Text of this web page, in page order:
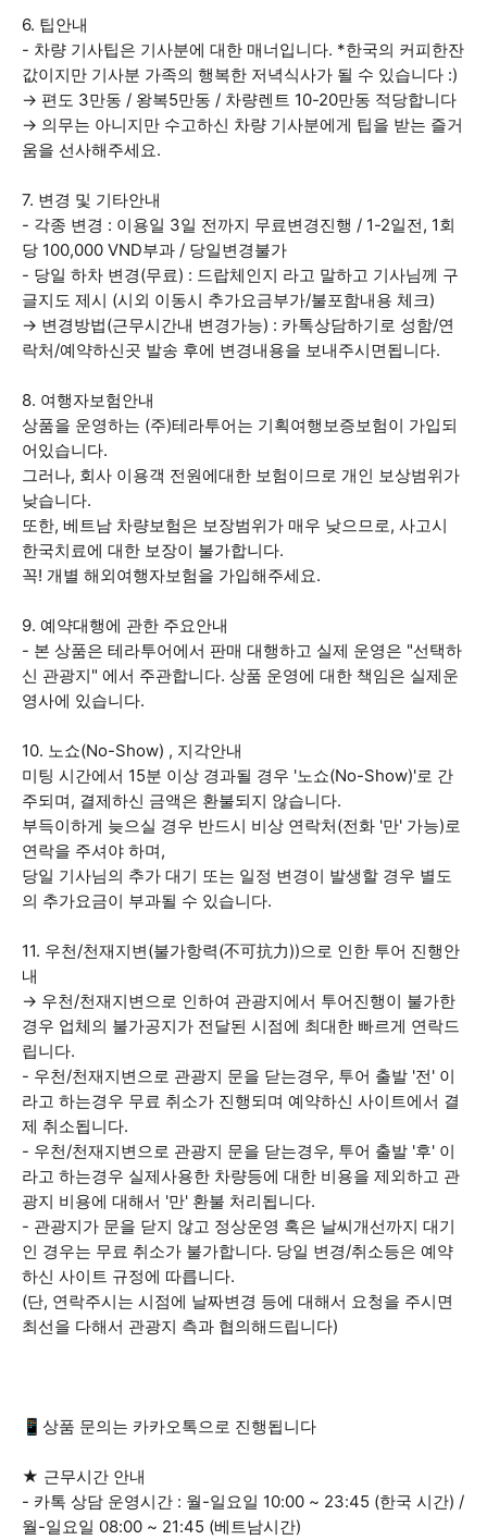
6. 팁안내
- 차량 기사팁은 기사분에 대한 매너입니다. *한국의 커피한잔
값이지만 기사분 가족의 행복한 저녁식사가 될 수 있습니다 :)
→ 편도 3만동 / 왕복5만동 / 차량렌트 10-20만동 적당합니다
→ 의무는 아니지만 수고하신 차량 기사분에게 팁을 받는 즐거
움을 선사해주세요.
7. 변경 및 기타안내
- 각종 변경 : 이용일 3일 전까지 무료변경진행 / 1-2일전, 1회
당 100,000 VND부과 / 당일변경불가
- 당일 하차 변경(무료) : 드랍체인지 라고 말하고 기사님께 구
글지도 제시 (시외 이동시 추가요금부가/불포함내용 체크)
→ 변경방법(근무시간내 변경가능) : 카톡상담하기로 성함/연
락처/예약하신곳 발송 후에 변경내용을 보내주시면됩니다.
8. 여행자보험안내
상품을 운영하는 (주)테라투어는 기획여행보증보험이 가입되
어있습니다.
그러나, 회사 이용객 전원에대한 보험이므로 개인 보상범위가
낮습니다.
또한, 베트남 차량보험은 보장범위가 매우 낮으므로, 사고시
한국치료에 대한 보장이 불가합니다.
꼭! 개별 해외여행자보험을 가입해주세요.
9. 예약대행에 관한 주요안내
- 본 상품은 테라투어에서 판매 대행하고 실제 운영은 "선택하
신 관광지" 에서 주관합니다. 상품 운영에 대한 책임은 실제운
영사에 있습니다.
10. 노쇼(No-Show) , 지각안내
미팅 시간에서 15분 이상 경과될 경우 '노쇼(No-Show)'로 간
주되며, 결제하신 금액은 환불되지 않습니다.
부득이하게 늦으실 경우 반드시 비상 연락처(전화 '만' 가능)로
연락을 주셔야 하며,
당일 기사님의 추가 대기 또는 일정 변경이 발생할 경우 별도
의 추가요금이 부과될 수 있습니다.
11. 우천/천재지변(불가항력(不可抗力))으로 인한 투어 진행안
내
→ 우천/천재지변으로 인하여 관광지에서 투어진행이 불가한
경우 업체의 불가공지가 전달된 시점에 최대한 빠르게 연락드
립니다.
- 우천/천재지변으로 관광지 문을 닫는경우, 투어 출발 '전' 이
라고 하는경우 무료 취소가 진행되며 예약하신 사이트에서 결
제 취소됩니다.
- 우천/천재지변으로 관광지 문을 닫는경우, 투어 출발 '후' 이
라고 하는경우 실제사용한 차량등에 대한 비용을 제외하고 관
광지 비용에 대해서 '만' 환불 처리됩니다.
- 관광지가 문을 닫지 않고 정상운영 혹은 날씨개선까지 대기
인 경우는 무료 취소가 불가합니다. 당일 변경/취소등은 예약
하신 사이트 규정에 따릅니다.
(단, 연락주시는 시점에 날짜변경 등에 대해서 요청을 주시면
최선을 다해서 관광지 측과 협의해드립니다)
📱상품 문의는 카카오톡으로 진행됩니다
★ 근무시간 안내
- 카톡 상담 운영시간 : 월-일요일 10:00 ~ 23:45 (한국 시간) /
월-일요일 08:00 ~ 21:45 (베트남시간)